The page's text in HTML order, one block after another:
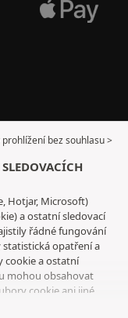
prohlížení bez souhlasu >
Hotjar, Microsoft)
a ostatní sledovací
řádné fungování
statistická opatření a
cookie a ostatní
mohou obsahovat
cookie ani jiné